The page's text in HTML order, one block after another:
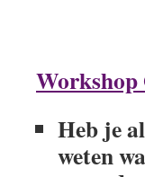
Workshop
Heb je
weten